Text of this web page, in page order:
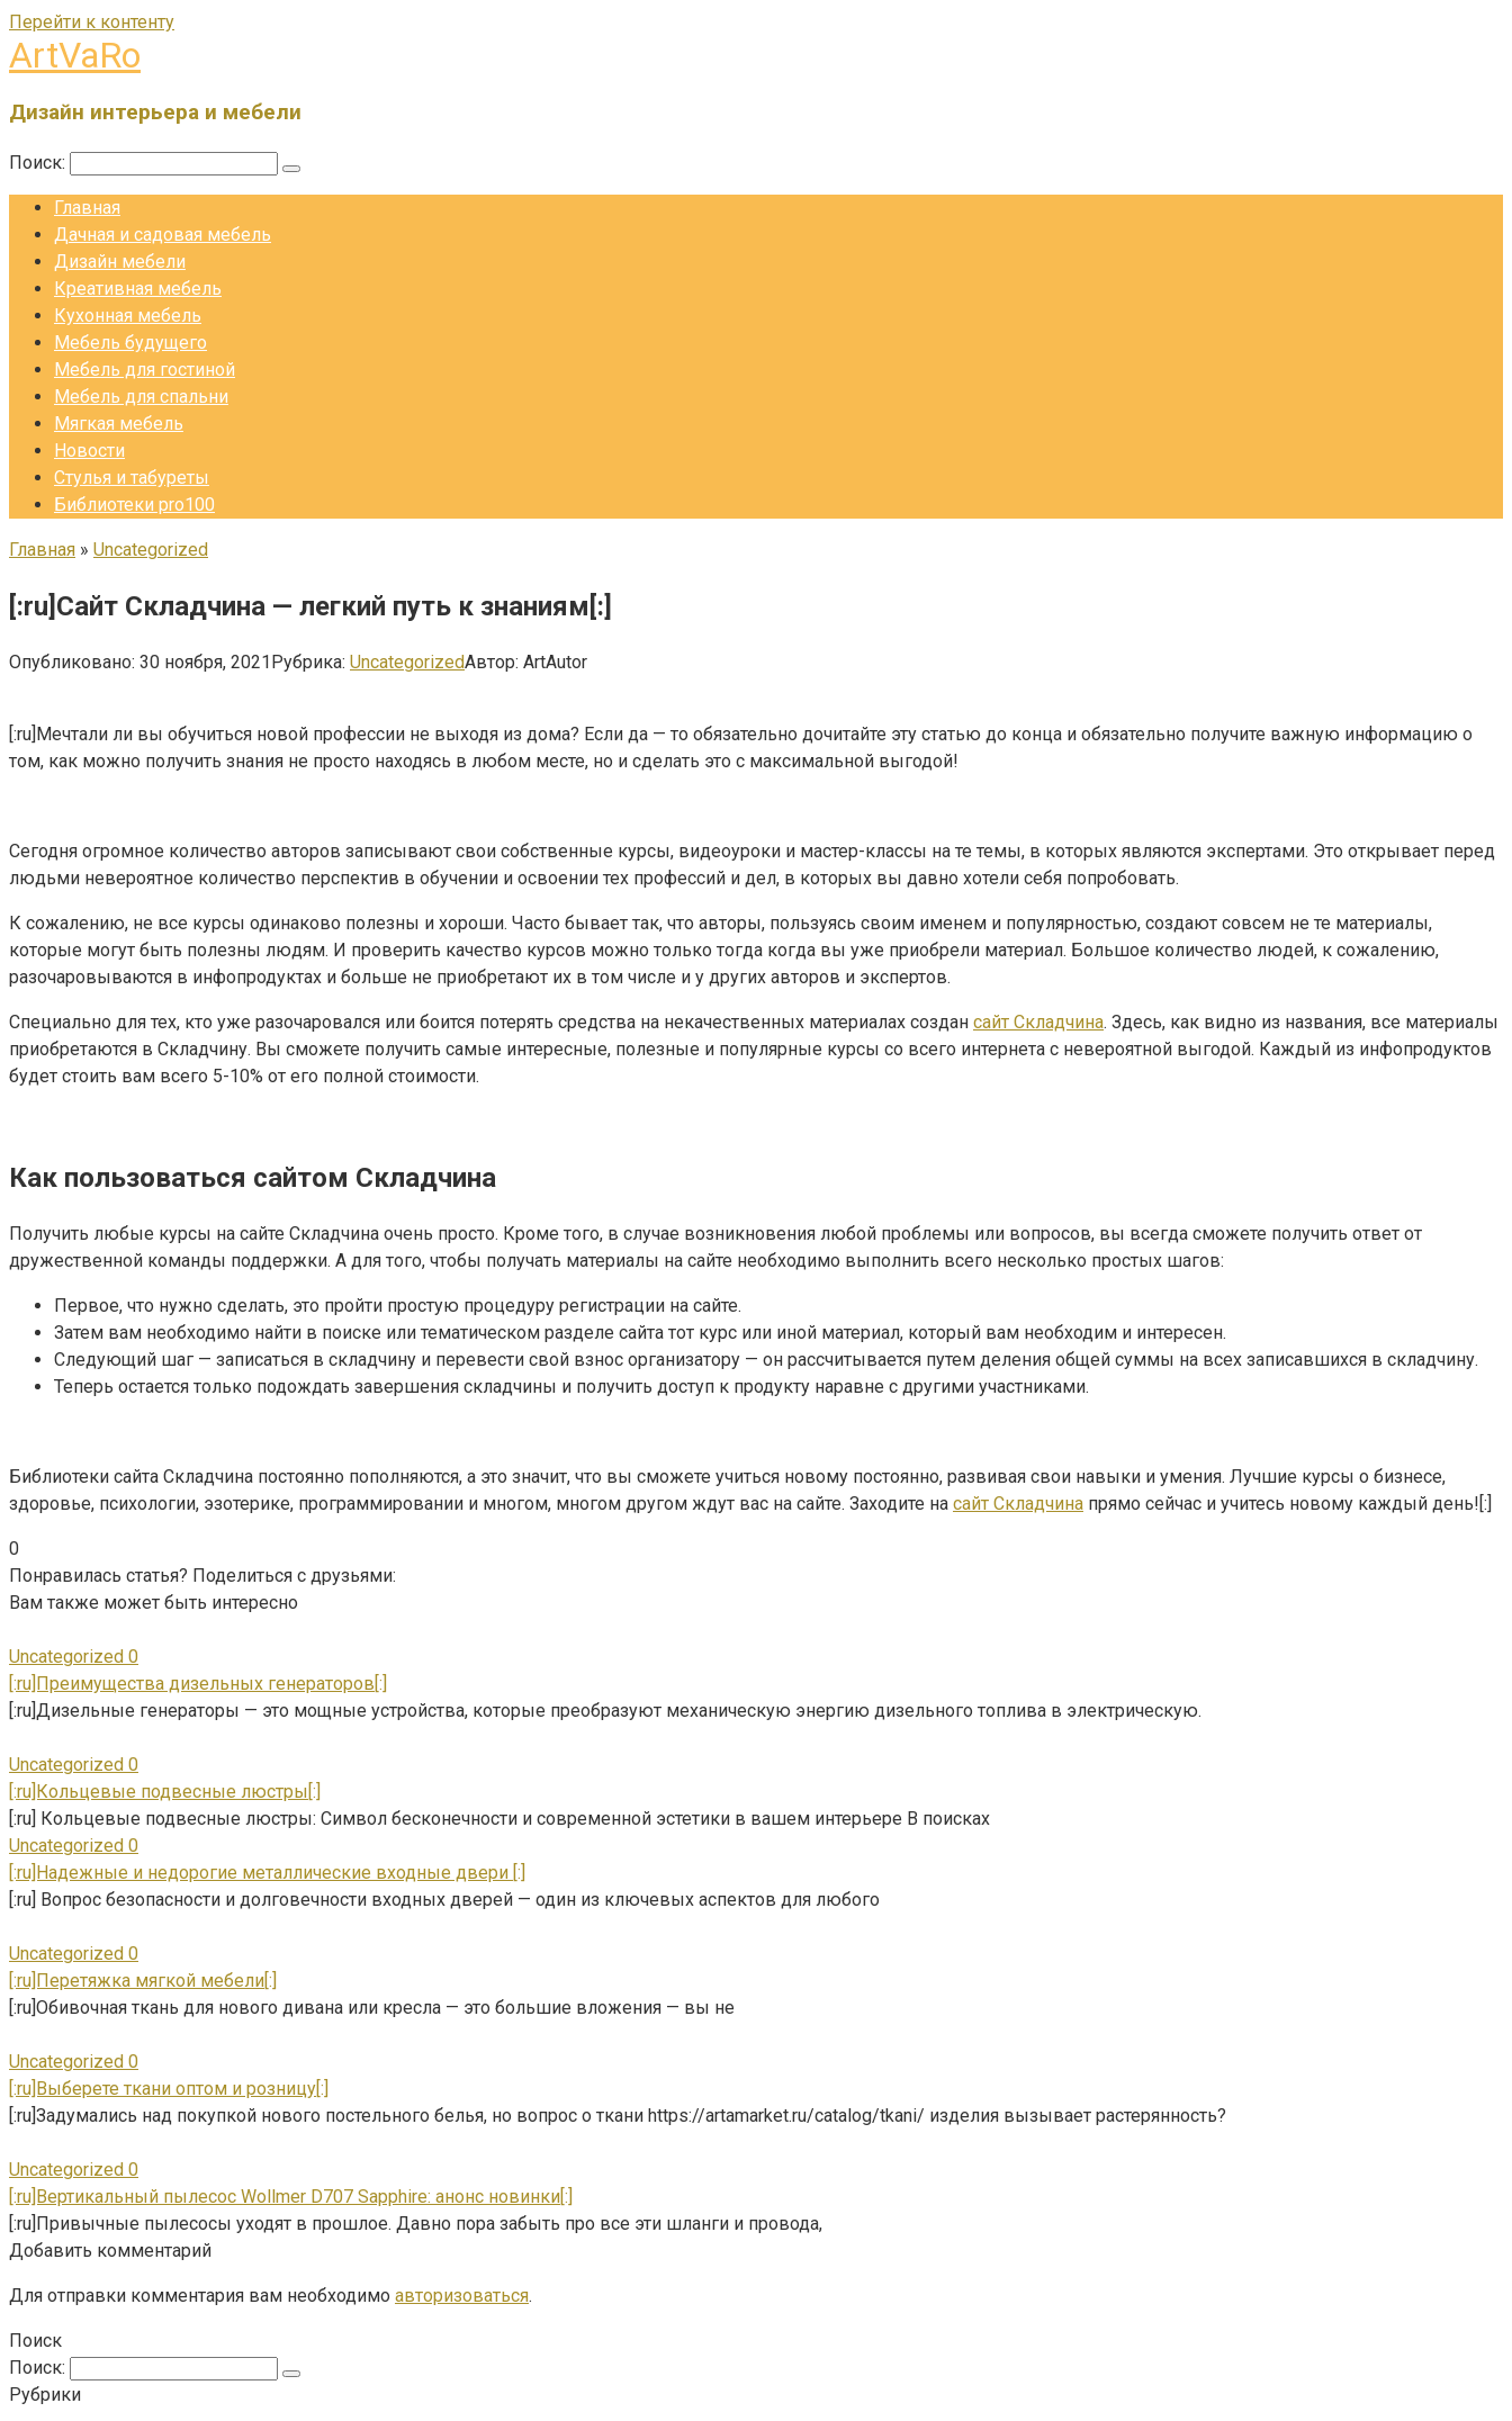
Перейти к контенту
ArtVaRo
Дизайн интерьера и мебели
Поиск:
Главная
Дачная и садовая мебель
Дизайн мебели
Креативная мебель
Кухонная мебель
Мебель будущего
Мебель для гостиной
Мебель для спальни
Мягкая мебель
Новости
Стулья и табуреты
Библиотеки pro100
Главная » Uncategorized
[:ru]Сайт Складчина — легкий путь к знаниям[:]
Опубликовано: 30 ноября, 2021Рубрика: UncategorizedАвтор: ArtAutor
[:ru]Мечтали ли вы обучиться новой профессии не выходя из дома? Если да — то обязательно дочитайте эту статью до конца и обязательно получите важную информацию о
том, как можно получить знания не просто находясь в любом месте, но и сделать это с максимальной выгодой!
Сегодня огромное количество авторов записывают свои собственные курсы, видеоуроки и мастер-классы на те темы, в которых являются экспертами. Это открывает перед
людьми невероятное количество перспектив в обучении и освоении тех профессий и дел, в которых вы давно хотели себя попробовать.
К сожалению, не все курсы одинаково полезны и хороши. Часто бывает так, что авторы, пользуясь своим именем и популярностью, создают совсем не те материалы,
которые могут быть полезны людям. И проверить качество курсов можно только тогда когда вы уже приобрели материал. Большое количество людей, к сожалению,
разочаровываются в инфопродуктах и больше не приобретают их в том числе и у других авторов и экспертов.
Специально для тех, кто уже разочаровался или боится потерять средства на некачественных материалах создан сайт Складчина. Здесь, как видно из названия, все материалы
приобретаются в Складчину. Вы сможете получить самые интересные, полезные и популярные курсы со всего интернета с невероятной выгодой. Каждый из инфопродуктов
будет стоить вам всего 5-10% от его полной стоимости.
Как пользоваться сайтом Складчина
Получить любые курсы на сайте Складчина очень просто. Кроме того, в случае возникновения любой проблемы или вопросов, вы всегда сможете получить ответ от
дружественной команды поддержки. А для того, чтобы получать материалы на сайте необходимо выполнить всего несколько простых шагов:
Первое, что нужно сделать, это пройти простую процедуру регистрации на сайте.
Затем вам необходимо найти в поиске или тематическом разделе сайта тот курс или иной материал, который вам необходим и интересен.
Следующий шаг — записаться в складчину и перевести свой взнос организатору — он рассчитывается путем деления общей суммы на всех записавшихся в складчину.
Теперь остается только подождать завершения складчины и получить доступ к продукту наравне с другими участниками.
Библиотеки сайта Складчина постоянно пополняются, а это значит, что вы сможете учиться новому постоянно, развивая свои навыки и умения. Лучшие курсы о бизнесе,
здоровье, психологии, эзотерике, программировании и многом, многом другом ждут вас на сайте. Заходите на сайт Складчина прямо сейчас и учитесь новому каждый день![:]
0
Понравилась статья? Поделиться с друзьями:
Вам также может быть интересно
Uncategorized 0
[:ru]Преимущества дизельных генераторов[:]
[:ru]Дизельные генераторы — это мощные устройства, которые преобразуют механическую энергию дизельного топлива в электрическую.
Uncategorized 0
[:ru]Кольцевые подвесные люстры[:]
[:ru] Кольцевые подвесные люстры: Символ бесконечности и современной эстетики в вашем интерьере В поисках
Uncategorized 0
[:ru]Надежные и недорогие металлические входные двери [:]
[:ru] Вопрос безопасности и долговечности входных дверей — один из ключевых аспектов для любого
Uncategorized 0
[:ru]Перетяжка мягкой мебели[:]
[:ru]Обивочная ткань для нового дивана или кресла — это большие вложения — вы не
Uncategorized 0
[:ru]Выберете ткани оптом и розницу[:]
[:ru]Задумались над покупкой нового постельного белья, но вопрос о ткани https://artamarket.ru/catalog/tkani/ изделия вызывает растерянность?
Uncategorized 0
[:ru]Вертикальный пылесос Wollmer D707 Sapphire: анонс новинки[:]
[:ru]Привычные пылесосы уходят в прошлое. Давно пора забыть про все эти шланги и провода,
Добавить комментарий
Для отправки комментария вам необходимо авторизоваться.
Поиск
Поиск:
Рубрики